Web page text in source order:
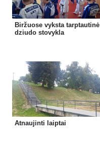
Biržuose vyksta tarptautinė
dziudo stovykla
Atnaujinti laiptai